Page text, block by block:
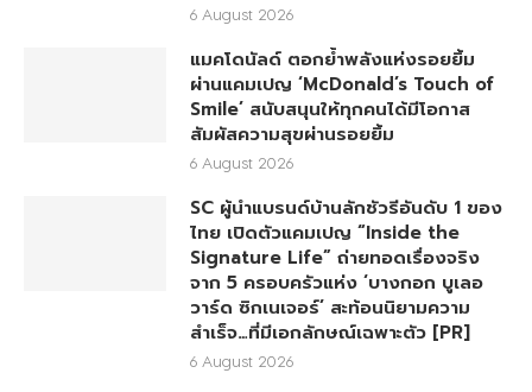
6 August 2026
แมคโดนัลด์ ตอกย้ำพลังแห่งรอยยิ้ม
ผ่านแคมเปญ ‘McDonald’s Touch of
Smile’ สนับสนุนให้ทุกคนได้มีโอกาส
สัมผัสความสุขผ่านรอยยิ้ม
6 August 2026
SC ผู้นำแบรนด์บ้านลักชัวรีอันดับ 1 ของ
ไทย เปิดตัวแคมเปญ “Inside the
Signature Life” ถ่ายทอดเรื่องจริง
จาก 5 ครอบครัวแห่ง ‘บางกอก บูเลอ
วาร์ด ซิกเนเจอร์’ สะท้อนนิยามความ
สำเร็จ…ที่มีเอกลักษณ์เฉพาะตัว [PR]
6 August 2026